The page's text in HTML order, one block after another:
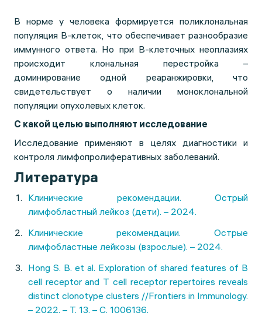
В норме у человека формируется поликлональная
популяция B-клеток, что обеспечивает разнообразие
иммунного ответа. Но при B-клеточных неоплазиях
происходит клональная перестройка –
доминирование одной реаранжировки, что
свидетельствует о наличии моноклональной
популяции опухолевых клеток.
С какой целью выполняют исследование
Исследование применяют в целях диагностики и
контроля лимфопролиферативных заболеваний.
Литература
Клинические рекомендации. Острый
лимфобластный лейкоз (дети). – 2024.
Клинические рекомендации. Острые
лимфобластные лейкозы (взрослые). – 2024.
Hong S. B. et al. Exploration of shared features of B
cell receptor and T cell receptor repertoires reveals
distinct clonotype clusters //Frontiers in Immunology.
– 2022. – Т. 13. – С. 1006136.